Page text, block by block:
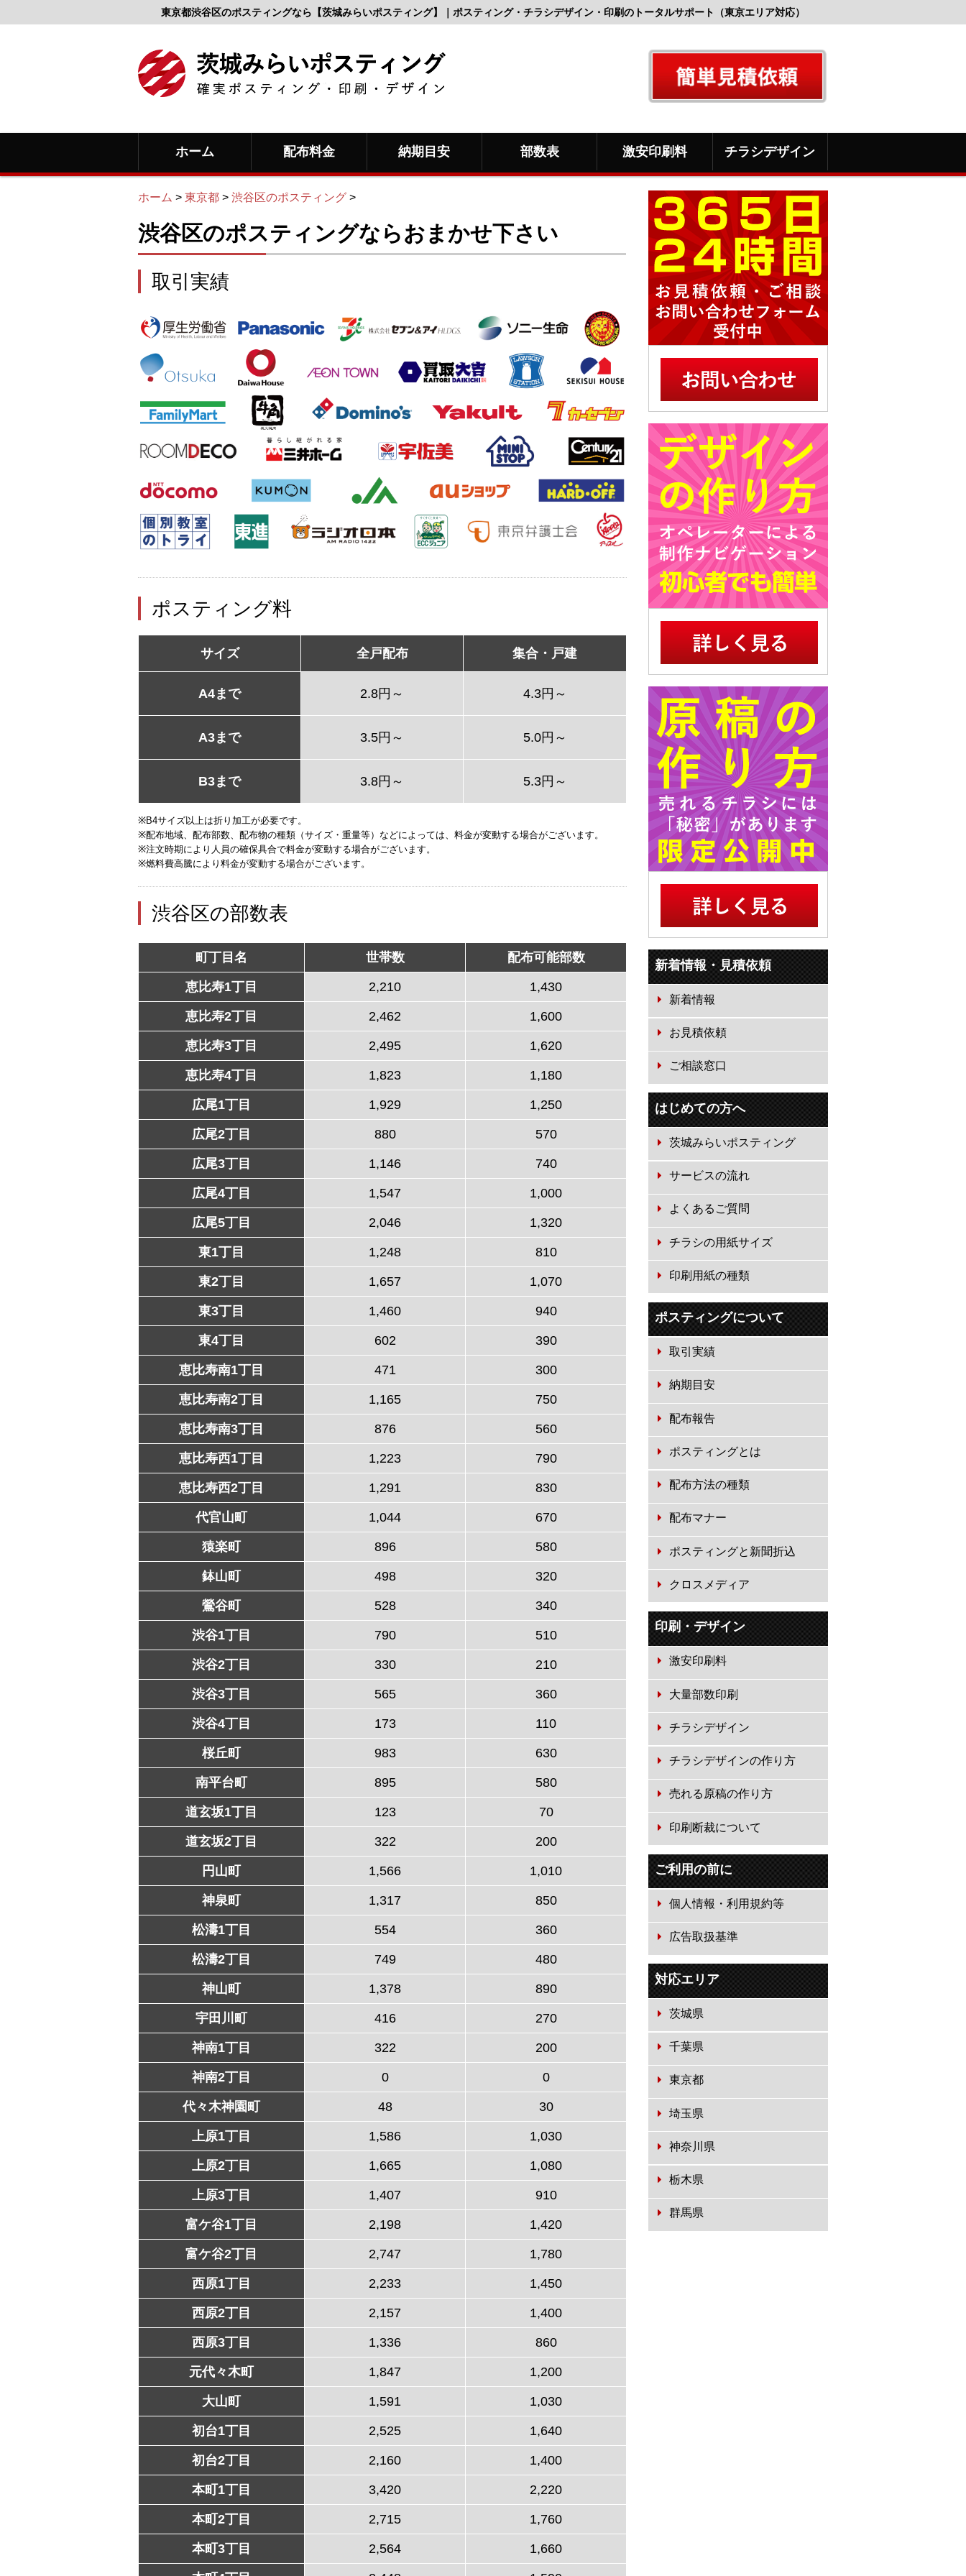
東京都渋谷区のポスティングなら【茨城みらいポスティング】｜ポスティング・チラシデザイン・印刷のトータルサポート（東京エリア対応）
ホーム 配布料金 納期目安 部数表 激安印刷料 チラシデザイン
ホーム > 東京都 > 渋谷区のポスティング >
渋谷区のポスティングならおまかせ下さい
取引実績
ポスティング料
サイズ 全戸配布 集合・戸建
A4まで 2.8円～ 4.3円～
A3まで 3.5円～ 5.0円～
B3まで 3.8円～ 5.3円～
※B4サイズ以上は折り加工が必要です。
※配布地域、配布部数、配布物の種類（サイズ・重量等）などによっては、料金が変動する場合がございます。
※注文時期により人員の確保具合で料金が変動する場合がございます。
※燃料費高騰により料金が変動する場合がございます。
渋谷区の部数表
町丁目名 世帯数 配布可能部数
恵比寿1丁目 2,210 1,430
恵比寿2丁目 2,462 1,600
恵比寿3丁目 2,495 1,620
恵比寿4丁目 1,823 1,180
広尾1丁目 1,929 1,250
広尾2丁目 880 570
広尾3丁目 1,146 740
広尾4丁目 1,547 1,000
広尾5丁目 2,046 1,320
東1丁目 1,248 810
東2丁目 1,657 1,070
東3丁目 1,460 940
東4丁目 602 390
恵比寿南1丁目 471 300
恵比寿南2丁目 1,165 750
恵比寿南3丁目 876 560
恵比寿西1丁目 1,223 790
恵比寿西2丁目 1,291 830
代官山町 1,044 670
猿楽町 896 580
鉢山町 498 320
鶯谷町 528 340
渋谷1丁目 790 510
渋谷2丁目 330 210
渋谷3丁目 565 360
渋谷4丁目 173 110
桜丘町 983 630
南平台町 895 580
道玄坂1丁目 123 70
道玄坂2丁目 322 200
円山町 1,566 1,010
神泉町 1,317 850
松濤1丁目 554 360
松濤2丁目 749 480
神山町 1,378 890
宇田川町 416 270
神南1丁目 322 200
神南2丁目 0 0
代々木神園町 48 30
上原1丁目 1,586 1,030
上原2丁目 1,665 1,080
上原3丁目 1,407 910
富ケ谷1丁目 2,198 1,420
富ケ谷2丁目 2,747 1,780
西原1丁目 2,233 1,450
西原2丁目 2,157 1,400
西原3丁目 1,336 860
元代々木町 1,847 1,200
大山町 1,591 1,030
初台1丁目 2,525 1,640
初台2丁目 2,160 1,400
本町1丁目 3,420 2,220
本町2丁目 2,715 1,760
本町3丁目 2,564 1,660
新着情報・見積依頼
新着情報
お見積依頼
ご相談窓口
はじめての方へ
茨城みらいポスティング
サービスの流れ
よくあるご質問
チラシの用紙サイズ
印刷用紙の種類
ポスティングについて
取引実績
納期目安
配布報告
ポスティングとは
配布方法の種類
配布マナー
ポスティングと新聞折込
クロスメディア
印刷・デザイン
激安印刷料
大量部数印刷
チラシデザイン
チラシデザインの作り方
売れる原稿の作り方
印刷断裁について
ご利用の前に
個人情報・利用規約等
広告取扱基準
対応エリア
茨城県
千葉県
東京都
埼玉県
神奈川県
栃木県
群馬県